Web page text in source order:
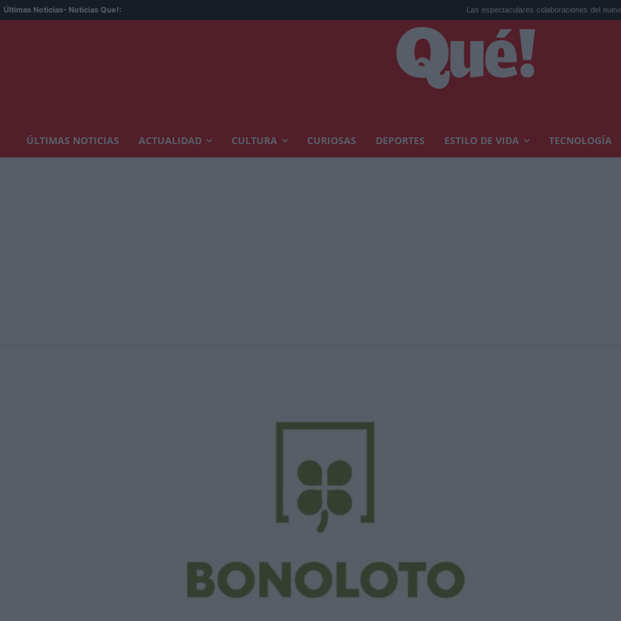
Últimas Noticias- Noticias Que!: Las espectaculares colaboraciones del nuevo disco ...
ÚLTIMAS NOTICIAS ACTUALIDAD CULTURA CURIOSAS DEPORTES ESTILO DE VIDA TECNOLOGÍA